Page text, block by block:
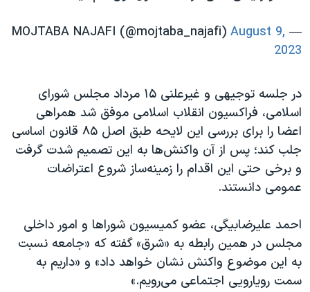
— MOJTABA NAJAFI (@mojtaba_najafi)
August 9,
2023
در جلسه‌ توجیهی و غیرعلنی ۱۵ مرداد مجلس شورای
اسلامی، فراکسیون انقلاب اسلامی موفق شد همراهی
اعضا را برای بررسی این لایحه طبق اصل ۸۵ قانون اساسی
جلب کند؛ پس از آن واکنش‌ها به این تصمیم شدت گرفت
و برخی حتی این اقدام را زمینه‌ساز شروع اعتراضات
عمومی دانستند.
احمد علیرضابیگی، عضو کمیسیون شوراها و امور داخلی
مجلس در همین رابطه به «شرق» گفته که «جامعه نسبت
به این موضوع واکنش نشان خواهد داد» و «داریم به
سمت رویارویی اجتماعی می‌رویم.»